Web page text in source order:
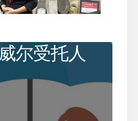
尔受托人